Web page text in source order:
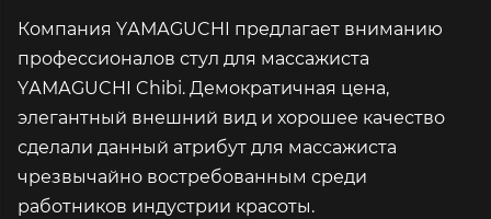
Компания YАМАGUCHI предлагает вниманию
профессионалов стул для массажиста
YАМАGUCHI Chibi. Демократичная цена,
элегантный внешний вид и хорошее качество
сделали данный атрибут для массажиста
чрезвычайно востребованным среди
работников индустрии красоты.